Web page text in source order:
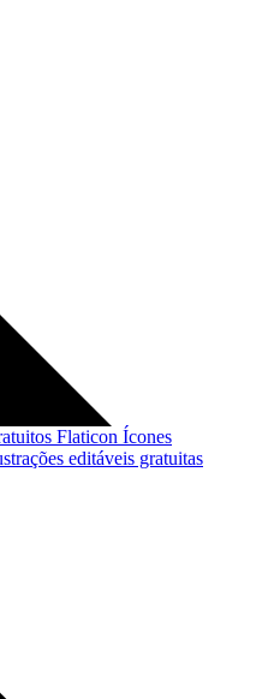
Flaticon Ícones
editáveis gratuitas